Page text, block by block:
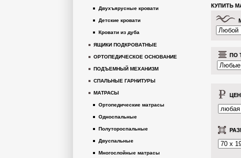
КУПИТЬ
ПО
Двухъярусные кровати
Детские кровати
Кровати из дуба
ЯЩИКИ ПОДКРОВАТНЫЕ
ОРТОПЕДИЧЕСКОЕ ОСНОВАНИЕ
ПОДЪЕМНЫЙ МЕХАНИЗМ
СПАЛЬНЫЕ ГАРНИТУРЫ
МАТРАСЫ
Ортопедические матрасы
Односпальные
Полутороспальные
Двуспальные
Многослойные матрасы